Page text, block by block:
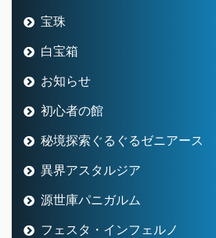
宝珠
白宝箱
お知らせ
初心者の館
秘境探索ぐるぐるゼニアース
異界アスタルジア
源世庫パニガルム
フェスタ・インフェルノ